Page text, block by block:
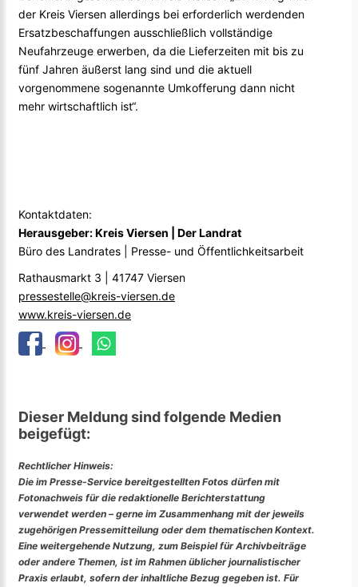
der Kreis Viersen allerdings bei erforderlich werdenden
Ersatzbeschaffungen ausschließlich vollständige
Neufahrzeuge erwerben, da die Lieferzeiten mit bis zu
fünf Jahren äußerst lang sind und die aktuell
vorgenommene sogenannte Umkofferung dann nicht
mehr wirtschaftlich ist“.
Kontaktdaten:
Herausgeber: Kreis Viersen | Der Landrat
Büro des Landrates | Presse- und Öffentlichkeitsarbeit
Rathausmarkt 3 | 41747 Viersen
pressestelle@kreis-viersen.de
www.kreis-viersen.de
Dieser Meldung sind folgende Medien
beigefügt:
Rechtlicher Hinweis:
Die im Presse-Service bereitgestellten Fotos dürfen mit
Fotonachweis für die redaktionelle Berichterstattung
verwendet werden – gerne im Zusammenhang mit der jeweils
zugehörigen Pressemitteilung oder dem thematischen Kontext.
Eine weitergehende Nutzung, zum Beispiel für Archivbeiträge
oder andere Themen, ist im Rahmen üblicher journalistischer
Praxis erlaubt, sofern der inhaltliche Bezug gegeben ist. Für